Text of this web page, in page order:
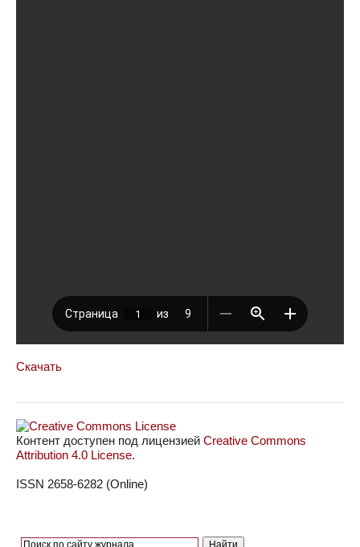
Скачать
Контент доступен под лицензией Creative Commons
Attribution 4.0 License.
ISSN 2658-6282 (Online)